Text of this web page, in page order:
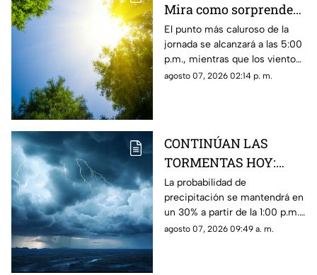
Mira como sorprenderá
el clima de mañana 8
de agosto, en Ciudad
Juárez
El punto más caluroso de la
jornada se alcanzará a las 5:00
p.m., mientras que los vientos
registrarán velocidades de
agosto 07, 2026 02:14 p. m.
CONTINÚAN LAS
TORMENTAS HOY:
Mira las
probabilidades de
lluvia y VIENTOS para
este viernes en Ciudad
La probabilidad de
precipitación se mantendrá en
un 30% a partir de la 1:00 p.m.,
acompañada de vientos de
agosto 07, 2026 09:49 a. m.